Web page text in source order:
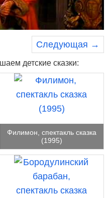
Следующая →
детские сказки:
Филимон, спектакль сказка
(1995)